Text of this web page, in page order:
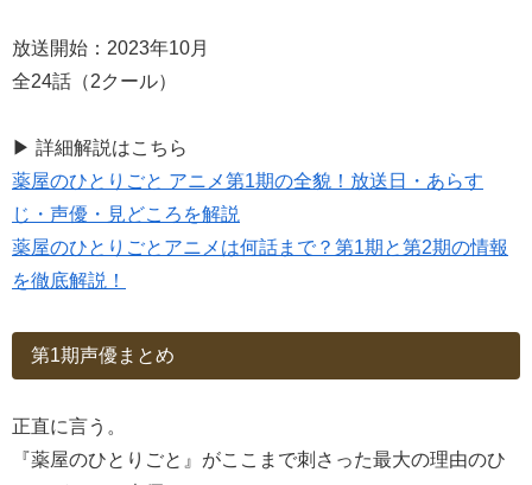
放送開始：2023年10月
全24話（2クール）
▶ 詳細解説はこちら
薬屋のひとりごと アニメ第1期の全貌！放送日・あらす
じ・声優・見どころを解説
薬屋のひとりごとアニメは何話まで？第1期と第2期の情報
を徹底解説！
第1期声優まとめ
正直に言う。
『薬屋のひとりごと』がここまで刺さった最大の理由のひ